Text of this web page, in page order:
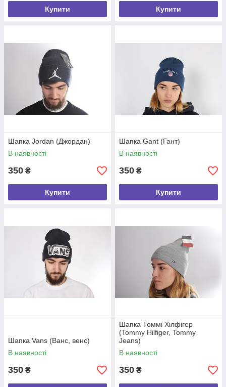
Купити Купити
Шапка Jordan (Джордан)
В наявності
350 ₴
Купити
Шапка Gant (Гант)
В наявності
350 ₴
Купити
Шапка Vans (Ванс, венс)
В наявності
350 ₴
Шапка Томмі Хілфігер
(Tommy Hilfiger, Tommy
Jeans)
В наявності
350 ₴